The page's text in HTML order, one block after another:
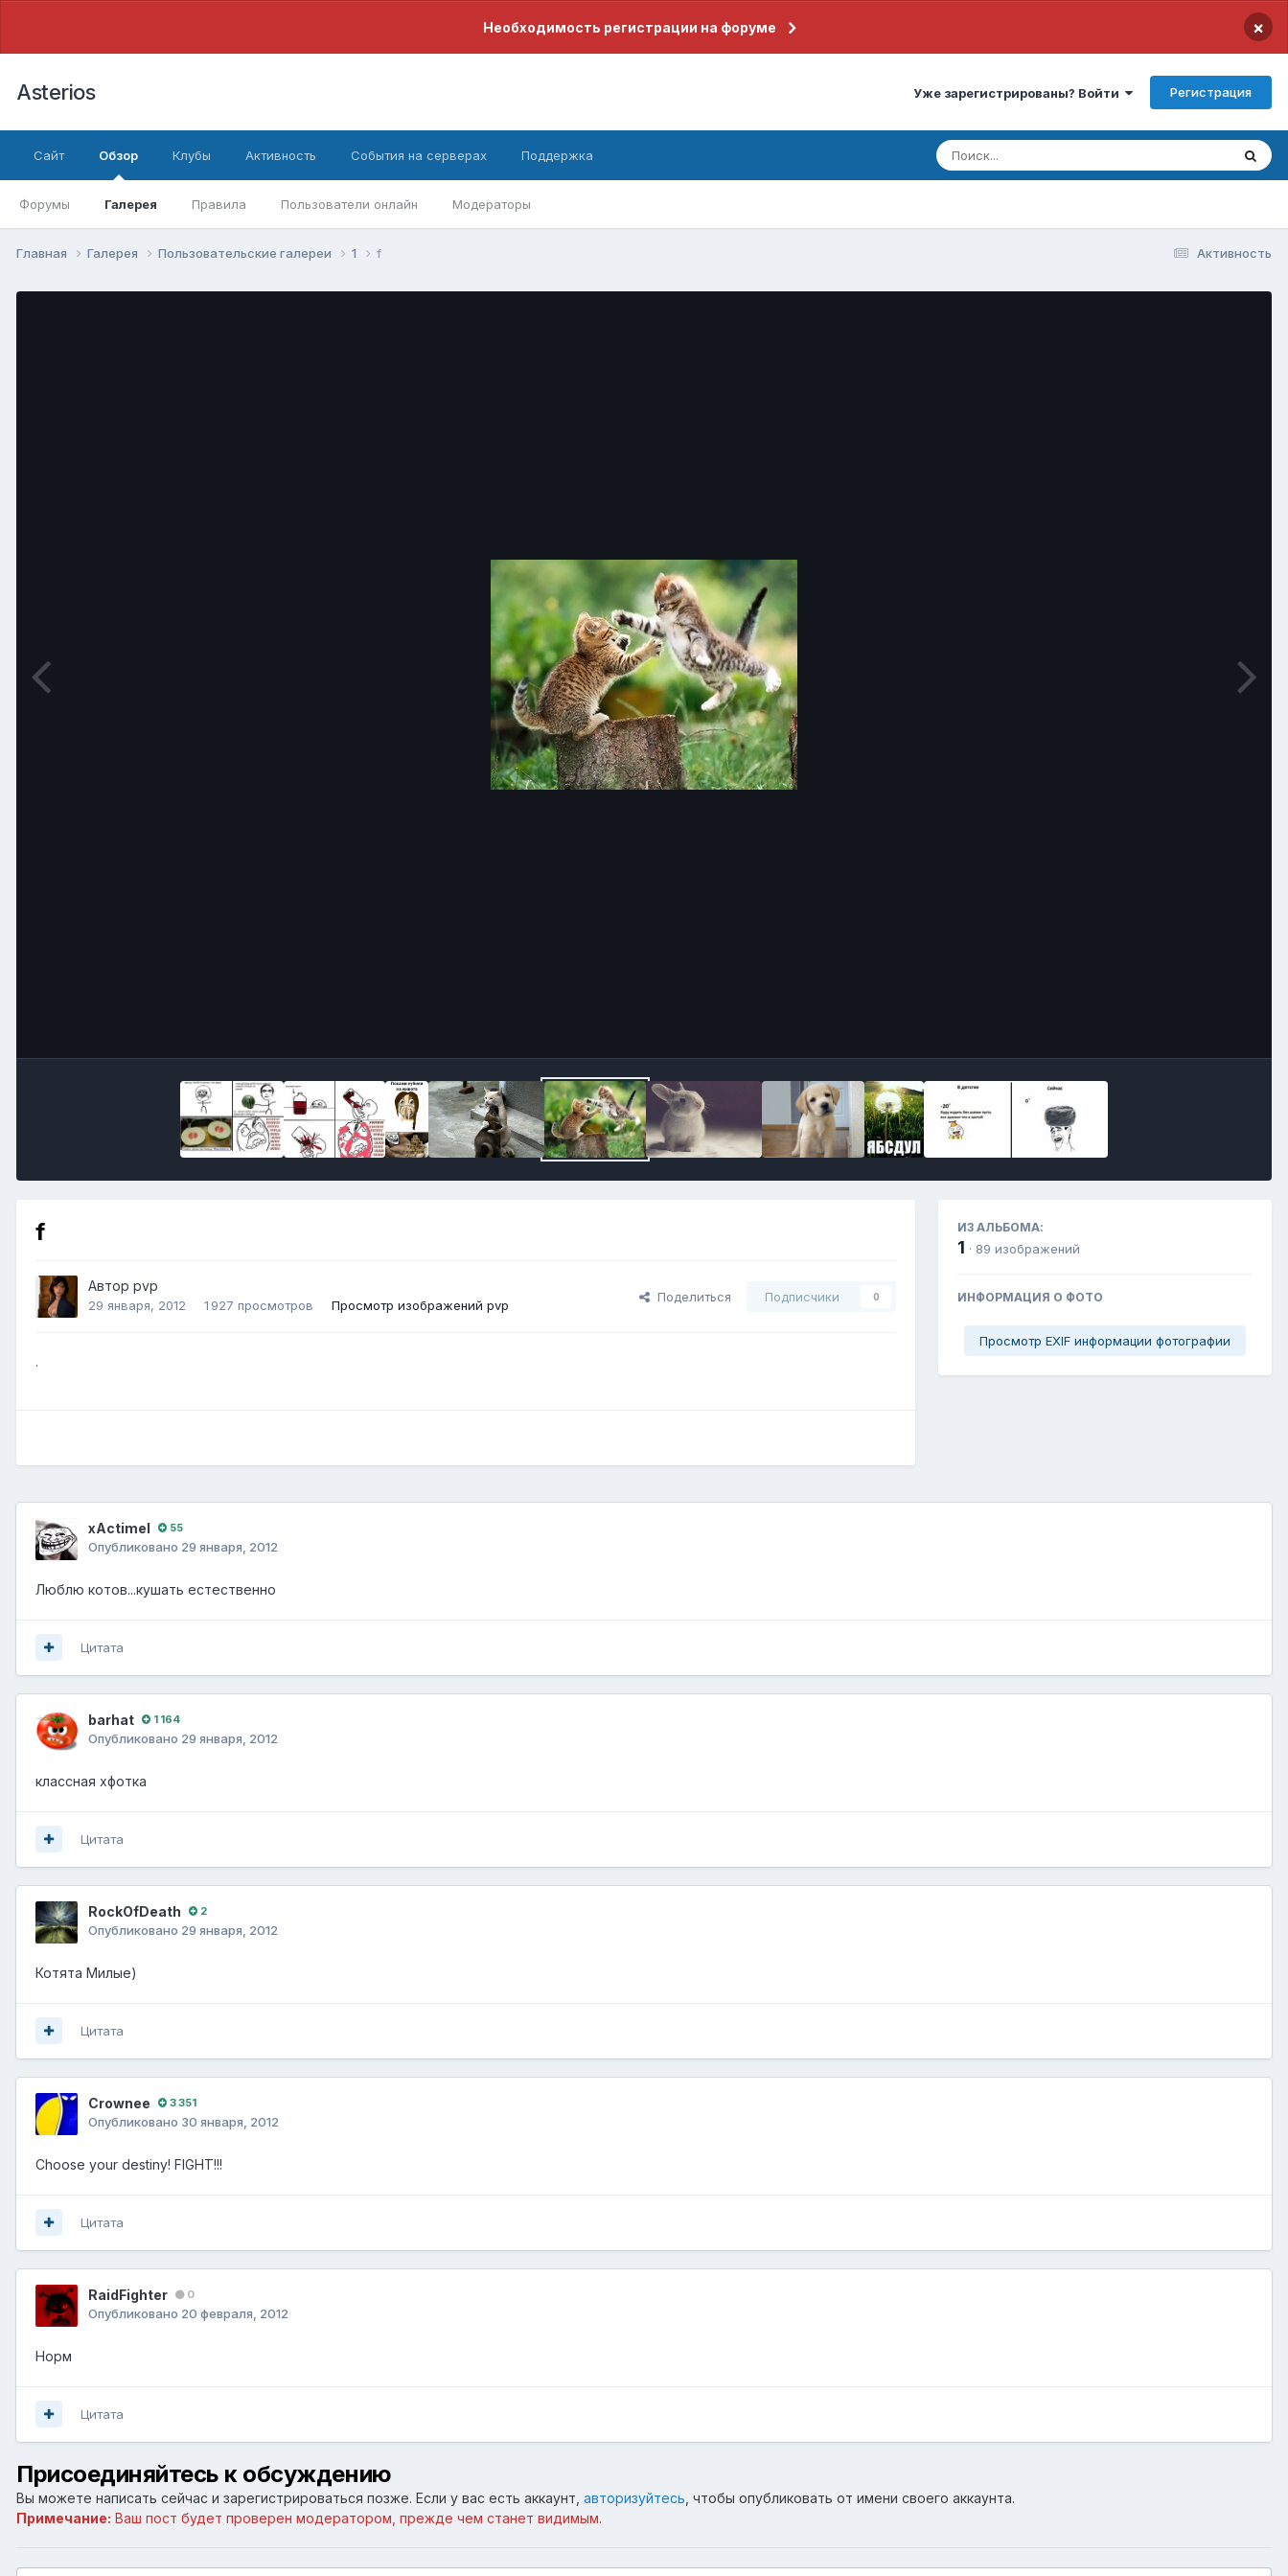
Необходимость регистрации на форуме ×
Asterios Уже зарегистрированы? Войти Регистрация
Сайт Обзор
Форумы Галерея Правила Пользователи онлайн Модераторы
Клубы Активность События на серверах Поддержка
Активность
Главная Галерея Пользовательские галереи 1 f
f
Автор pvp
29 января, 2012 1 927 просмотров Просмотр изображений pvp
Поделиться Подписчики 0
.
ИЗ АЛЬБОМА:
1 · 89 изображений
ИНФОРМАЦИЯ О ФОТО
Просмотр EXIF информации фотографии
xActimel 55
Опубликовано 29 января, 2012
Люблю котов...кушать естественно
Цитата
barhat 1 164
Опубликовано 29 января, 2012
классная хфотка
Цитата
RockOfDeath 2
Опубликовано 29 января, 2012
Котята Милые)
Цитата
Crownee 3 351
Опубликовано 30 января, 2012
Choose your destiny! FIGHT!!!
Цитата
RaidFighter 0
Опубликовано 20 февраля, 2012
Норм
Цитата
Присоединяйтесь к обсуждению
Вы можете написать сейчас и зарегистрироваться позже. Если у вас есть аккаунт, авторизуйтесь , чтобы опубликовать от имени своего аккаунта.
Примечание: Ваш пост будет проверен модератором, прежде чем станет видимым.